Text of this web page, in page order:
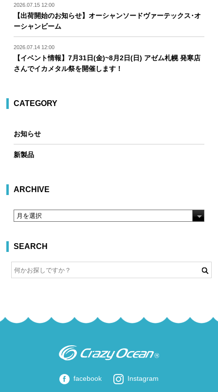
2026.07.15 12:00
【出荷開始のお知らせ】オーシャンソードヴァーテックス･オ
ーシャンビーム
2026.07.14 12:00
【イベント情報】7月31日(金)~8月2日(日) アゼム札幌 発寒店
さんでイカメタル祭を開催します！
CATEGORY
お知らせ
新製品
ARCHIVE
SEARCH
facebook Instagram